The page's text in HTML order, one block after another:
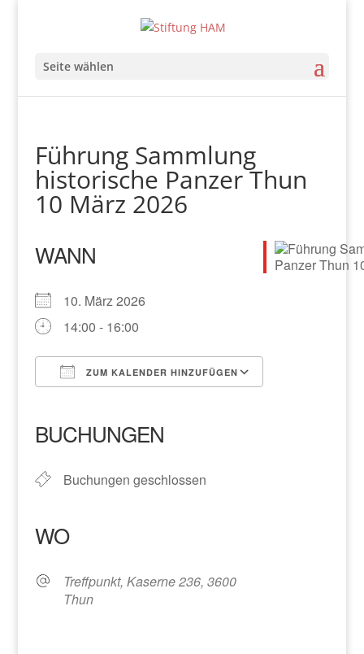
Seite wählen
Führung Sammlung
historische Panzer Thun
10 März 2026
WANN
10. März 2026
14:00 - 16:00
ZUM KALENDER HINZUFÜGEN
BUCHUNGEN
Buchungen geschlossen
WO
Treffpunkt, Kaserne 236, 3600
Thun